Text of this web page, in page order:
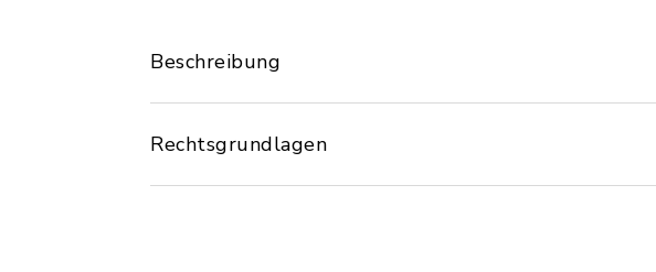
Beschreibung
Rechtsgrundlagen